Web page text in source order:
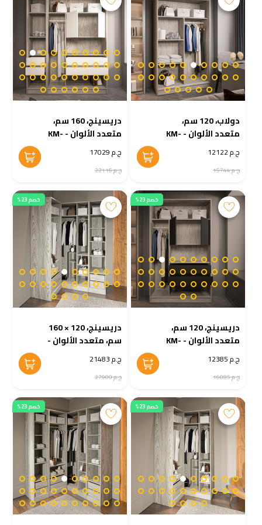
دولاب، 120 سم،
متعدد الألوان - KM-
EG38-216ج.م 12122
ج.م 15744
دريسينج، 160 سم،
متعدد الألوان - KM-
EG38-215ج.م 17029
ج.م 22116
خصم 23%
دريسينج، 120 سم،
متعدد الألوان - KM-
EG38-214ج.م 12385
ج.م 16085
خصم 23%
دريسينج، 120 × 160
سم، متعدد الألوان -
KM-EG38-213ج.م 21483
ج.م 27900
خصم 23% خصم 23%